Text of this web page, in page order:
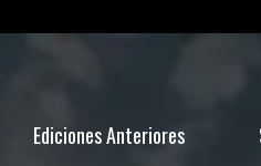
Ediciones Anteriores